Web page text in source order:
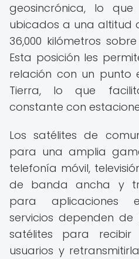
geosincrónica, lo
ubicados a una altitud
36,000 kilómetros
Esta posición les
relación con un punto
Tierra, lo que
constante con
Los satélites de
para una amplia
telefonía móvil,
de banda ancha y
para aplicaciones
servicios dependen
satélites para
usuarios y